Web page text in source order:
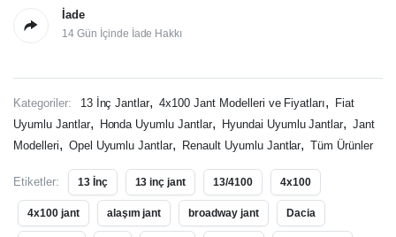
İade
14 Gün İçinde İade Hakkı
Kategoriler: 13 İnç Jantlar, 4x100 Jant Modelleri ve Fiyatları,
Fiat
Uyumlu Jantlar, Honda Uyumlu Jantlar, Hyundai Uyumlu Jantlar, Jant
Modelleri, Opel Uyumlu Jantlar, Renault Uyumlu Jantlar, Tüm Ürünler
Etiketler: 13 İnç 13 inç jant 13/4100 4x100
4x100 jant alaşım jant broadway jant Dacia